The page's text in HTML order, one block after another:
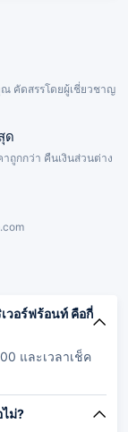
คัดสรรโดยผู้เชี่ยวชาญ
ด
ถูกกว่า คืนเงินส่วนต่าง
วอร์ฟร้อนท์ คือกี่
และเวลาเช็ค
ม่?